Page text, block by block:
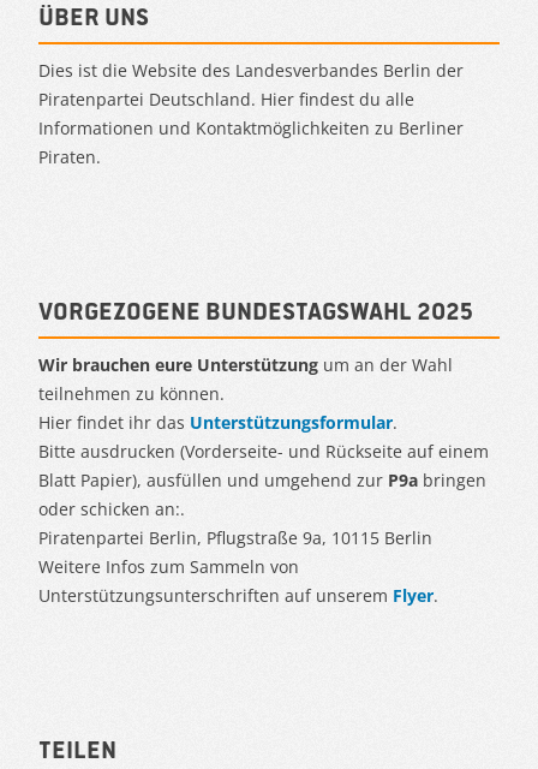
Über uns
Dies ist die Website des Landesverbandes Berlin der
Piratenpartei Deutschland. Hier findest du alle
Informationen und Kontaktmöglichkeiten zu Berliner
Piraten.
Vorgezogene Bundestagswahl 2025
Wir brauchen eure Unterstützung um an der Wahl
teilnehmen zu können.
Hier findet ihr das Unterstützungsformular.
Bitte ausdrucken (Vorderseite- und Rückseite auf einem
Blatt Papier), ausfüllen und umgehend zur P9a bringen
oder schicken an:.
Piratenpartei Berlin, Pflugstraße 9a, 10115 Berlin
Weitere Infos zum Sammeln von
Unterstützungsunterschriften auf unserem Flyer.
Teilen